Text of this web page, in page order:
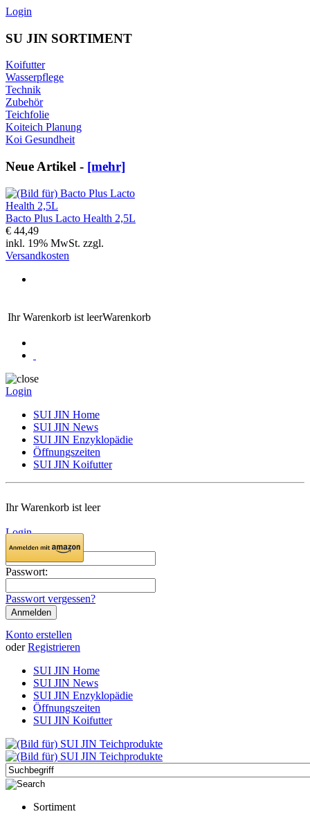
Login
SU JIN SORTIMENT
Koifutter
Wasserpflege
Technik
Zubehör
Teichfolie
Koiteich Planung
Koi Gesundheit
Neue Artikel - [mehr]
Bacto Plus Lacto Health 2,5L
€ 44,49
inkl. 19% MwSt. zzgl.
Versandkosten
Ihr Warenkorb ist leerWarenkorb
Login
SUI JIN Home
SUI JIN News
SUI JIN Enzyklopädie
Öffnungszeiten
SUI JIN Koifutter
Ihr Warenkorb ist leer
Login
E-Mail:
Passwort:
Passwort vergessen?
Konto erstellen
oder Registrieren
SUI JIN Home
SUI JIN News
SUI JIN Enzyklopädie
Öffnungszeiten
SUI JIN Koifutter
Sortiment